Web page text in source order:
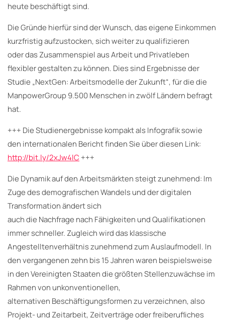
heute beschäftigt sind.
Die Gründe hierfür sind der Wunsch, das eigene Einkommen
kurzfristig aufzustocken, sich weiter zu qualifizieren
oder das Zusammenspiel aus Arbeit und Privatleben
flexibler gestalten zu können. Dies sind Ergebnisse der
Studie „NextGen: Arbeitsmodelle der Zukunft“, für die die
ManpowerGroup 9.500 Menschen in zwölf Ländern befragt
hat.
+++ Die Studienergebnisse kompakt als Infografik sowie
den internationalen Bericht finden Sie über diesen Link:
http://bit.ly/2xJw4lC +++
Die Dynamik auf den Arbeitsmärkten steigt zunehmend: Im
Zuge des demografischen Wandels und der digitalen
Transformation ändert sich
auch die Nachfrage nach Fähigkeiten und Qualifikationen
immer schneller. Zugleich wird das klassische
Angestelltenverhältnis zunehmend zum Auslaufmodell. In
den vergangenen zehn bis 15 Jahren waren beispielsweise
in den Vereinigten Staaten die größten Stellenzuwächse im
Rahmen von unkonventionellen,
alternativen Beschäftigungsformen zu verzeichnen, also
Projekt- und Zeitarbeit, Zeitverträge oder freiberufliches